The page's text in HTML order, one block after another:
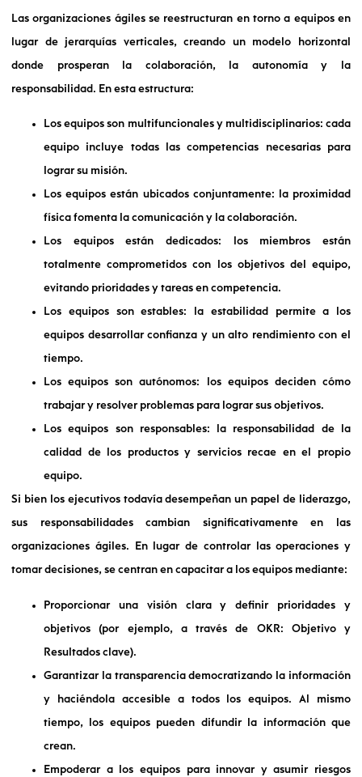
Las organizaciones ágiles se reestructuran en torno a equipos en
lugar de jerarquías verticales, creando un modelo horizontal
donde prosperan la colaboración, la autonomía y la
responsabilidad. En esta estructura:
Los equipos son multifuncionales y multidisciplinarios: cada
equipo incluye todas las competencias necesarias para
lograr su misión.
Los equipos están ubicados conjuntamente: la proximidad
física fomenta la comunicación y la colaboración.
Los equipos están dedicados: los miembros están
totalmente comprometidos con los objetivos del equipo,
evitando prioridades y tareas en competencia.
Los equipos son estables: la estabilidad permite a los
equipos desarrollar confianza y un alto rendimiento con el
tiempo.
Los equipos son autónomos: los equipos deciden cómo
trabajar y resolver problemas para lograr sus objetivos.
Los equipos son responsables: la responsabilidad de la
calidad de los productos y servicios recae en el propio
equipo.
Si bien los ejecutivos todavía desempeñan un papel de liderazgo,
sus responsabilidades cambian significativamente en las
organizaciones ágiles. En lugar de controlar las operaciones y
tomar decisiones, se centran en capacitar a los equipos mediante:
Proporcionar una visión clara y definir prioridades y
objetivos (por ejemplo, a través de OKR: Objetivo y
Resultados clave).
Garantizar la transparencia democratizando la información
y haciéndola accesible a todos los equipos. Al mismo
tiempo, los equipos pueden difundir la información que
crean.
Empoderar a los equipos para innovar y asumir riesgos